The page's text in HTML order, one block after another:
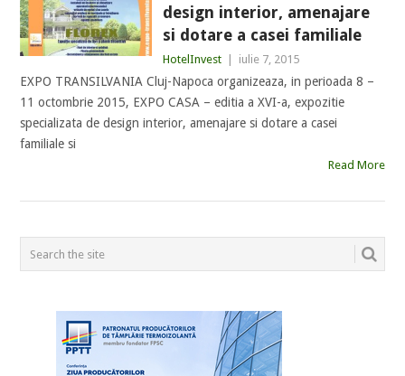
design interior, amenajare
si dotare a casei familiale
HotelInvest iulie 7, 2015
EXPO TRANSILVANIA Cluj-Napoca organizeaza, in perioada 8 –
11 octombrie 2015, EXPO CASA – editia a XVI-a, expozitie
specializata de design interior, amenajare si dotare a casei
familiale si
Read More
POSTS
NAVIGATION